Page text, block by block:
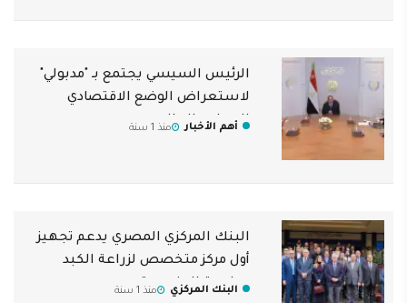
الرئيس السيسي يجتمع بـ "مدبولي"
لاستعراض الوضع الاقتصادي
المحلي والعالمي
أهم الأخبار منذ 1 سنة
البنك المركزي المصري يدعم تجهيز
أول مركز متخصص لزراعة الكبد
بجامعة المنصورة
البنك المركزي منذ 1 سنة